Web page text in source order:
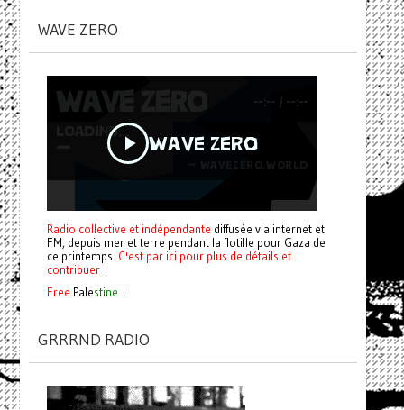
WAVE ZERO
Radio collective et indépendante diffusée via internet et
FM, depuis mer et terre pendant la flotille pour Gaza de
ce printemps. C'est par ici pour plus de détails et
contribuer !
Free Palestine !
GRRRND RADIO